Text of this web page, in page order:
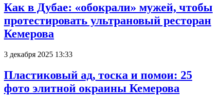
Как в Дубае: «обокрали» мужей, чтобы
протестировать ультрановый ресторан
Кемерова
3 декабря 2025 13:33
Пластиковый ад, тоска и помои: 25
фото элитной окраины Кемерова